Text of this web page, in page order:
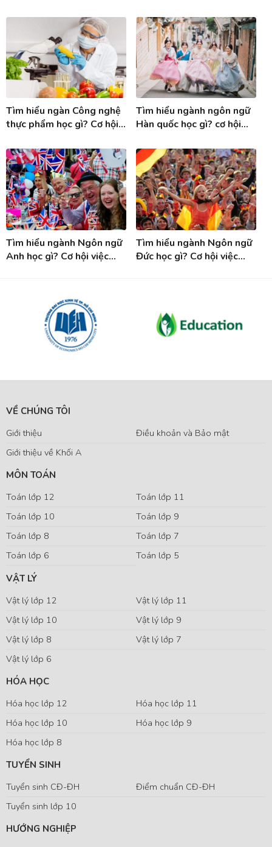
nghệ KT ô tô
thông tin
Tìm hiểu ngàn Công nghệ
thực phẩm học gì? Cơ hội
thực phẩm
Tìm hiểu ngành ngôn ngữ
Hàn quốc học gì? cơ hội
ngành Tiếng Hàn
Tìm hiểu ngành Ngôn ngữ
Anh học gì? Cơ hội việc
Tìm hiểu ngành Ngôn ngữ
Đức học gì? Cơ hội việc
VỀ CHÚNG TÔI
Giới thiệu
Điều khoản và Bảo mật
Giới thiệu về Khối A
MÔN TOÁN
Toán lớp 12
Toán lớp 11
Toán lớp 10
Toán lớp 9
Toán lớp 8
Toán lớp 7
Toán lớp 6
Toán lớp 5
VẬT LÝ
Vật lý lớp 12
Vật lý lớp 11
Vật lý lớp 10
Vật lý lớp 9
Vật lý lớp 8
Vật lý lớp 7
Vật lý lớp 6
HÓA HỌC
Hóa học lớp 12
Hóa học lớp 11
Hóa học lớp 10
Hóa học lớp 9
Hóa học lớp 8
TUYỂN SINH
Tuyển sinh CĐ-ĐH
Điểm chuẩn CĐ-ĐH
Tuyển sinh lớp 10
HƯỚNG NGHIỆP